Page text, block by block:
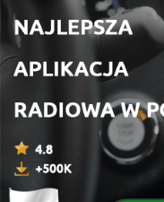
846
Rosja dobije
24 sty 2026
845 - Co Rosja ukrywa
Mechanizmy
17 sty 2026
Interwencja USA
Rosji i globalnego